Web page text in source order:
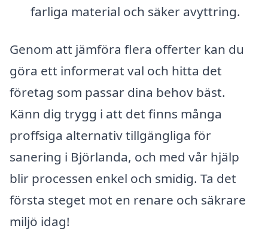
farliga material och säker avyttring.
Genom att jämföra flera offerter kan du
göra ett informerat val och hitta det
företag som passar dina behov bäst.
Känn dig trygg i att det finns många
proffsiga alternativ tillgängliga för
sanering i Björlanda, och med vår hjälp
blir processen enkel och smidig. Ta det
första steget mot en renare och säkrare
miljö idag!